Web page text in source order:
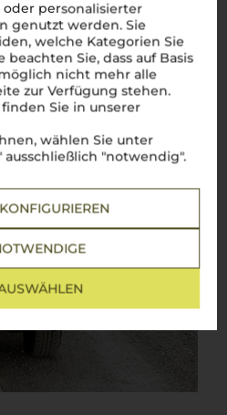
personalisierter
genutzt werden. Sie
welche Kategorien Sie
Sie, dass auf Basis
nicht mehr alle
zur Verfügung stehen.
Sie in unserer
wählen Sie unter
"notwendig".